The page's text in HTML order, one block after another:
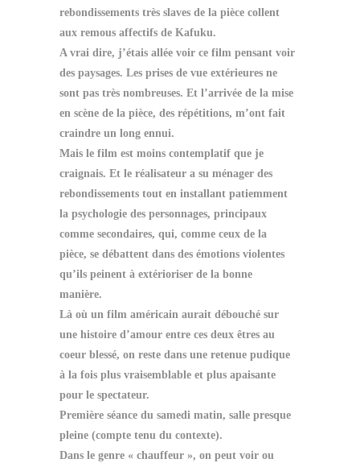
rebondissements très slaves de la pièce collent
aux remous affectifs de Kafuku.
A vrai dire, j’étais allée voir ce film pensant voir
des paysages. Les prises de vue extérieures ne
sont pas très nombreuses. Et l’arrivée de la mise
en scène de la pièce, des répétitions, m’ont fait
craindre un long ennui.
Mais le film est moins contemplatif que je
craignais. Et le réalisateur a su ménager des
rebondissements tout en installant patiemment
la psychologie des personnages, principaux
comme secondaires, qui, comme ceux de la
pièce, se débattent dans des émotions violentes
qu’ils peinent à extérioriser de la bonne
manière.
Là où un film américain aurait débouché sur
une histoire d’amour entre ces deux êtres au
coeur blessé, on reste dans une retenue pudique
à la fois plus vraisemblable et plus apaisante
pour le spectateur.
Première séance du samedi matin, salle presque
pleine (compte tenu du contexte).
Dans le genre « chauffeur », on peut voir ou